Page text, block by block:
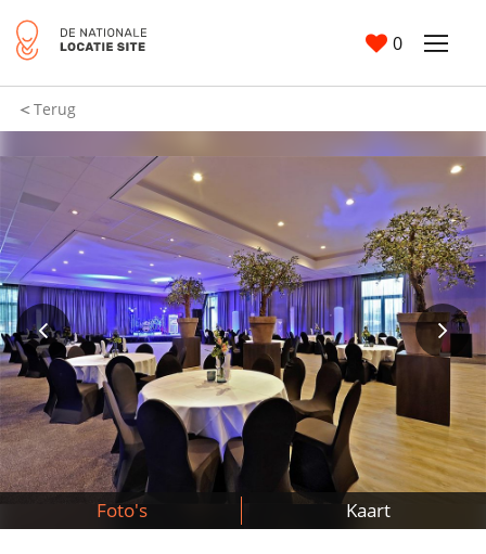
0
Terug
Foto's Kaart